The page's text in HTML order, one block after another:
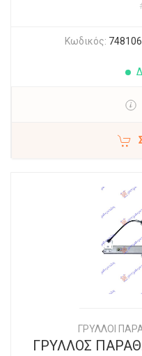
Κωδικός:
ΓΡΥΛΛΟΙ
ΓΡΥΛΛΟΣ